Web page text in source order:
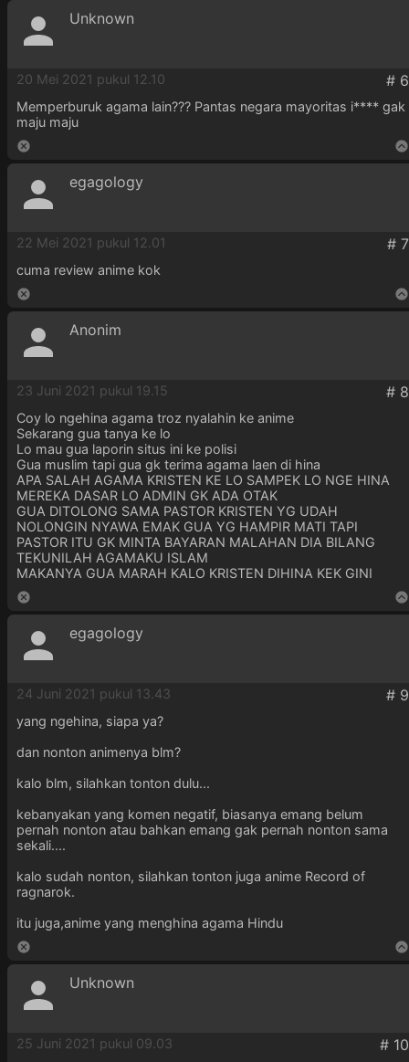
Unknown
20 Mei 2021 pukul 12.10
Memperburuk agama lain??? Pantas negara mayoritas i**** gak
maju maju
egagology
22 Mei 2021 pukul 12.01
cuma review anime kok
Anonim
23 Juni 2021 pukul 19.15
Coy lo ngehina agama troz nyalahin ke anime
Sekarang gua tanya ke lo
Lo mau gua laporin situs ini ke polisi
Gua muslim tapi gua gk terima agama laen di hina
APA SALAH AGAMA KRISTEN KE LO SAMPEK LO NGE HINA
MEREKA DASAR LO ADMIN GK ADA OTAK
GUA DITOLONG SAMA PASTOR KRISTEN YG UDAH
NOLONGIN NYAWA EMAK GUA YG HAMPIR MATI TAPI
PASTOR ITU GK MINTA BAYARAN MALAHAN DIA BILANG
TEKUNILAH AGAMAKU ISLAM
MAKANYA GUA MARAH KALO KRISTEN DIHINA KEK GINI
egagology
24 Juni 2021 pukul 13.43
yang ngehina, siapa ya?
dan nonton animenya blm?
kalo blm, silahkan tonton dulu...
kebanyakan yang komen negatif, biasanya emang belum
pernah nonton atau bahkan emang gak pernah nonton sama
sekali....
kalo sudah nonton, silahkan tonton juga anime Record of
ragnarok.
itu juga,anime yang menghina agama Hindu
Unknown
25 Juni 2021 pukul 09.03